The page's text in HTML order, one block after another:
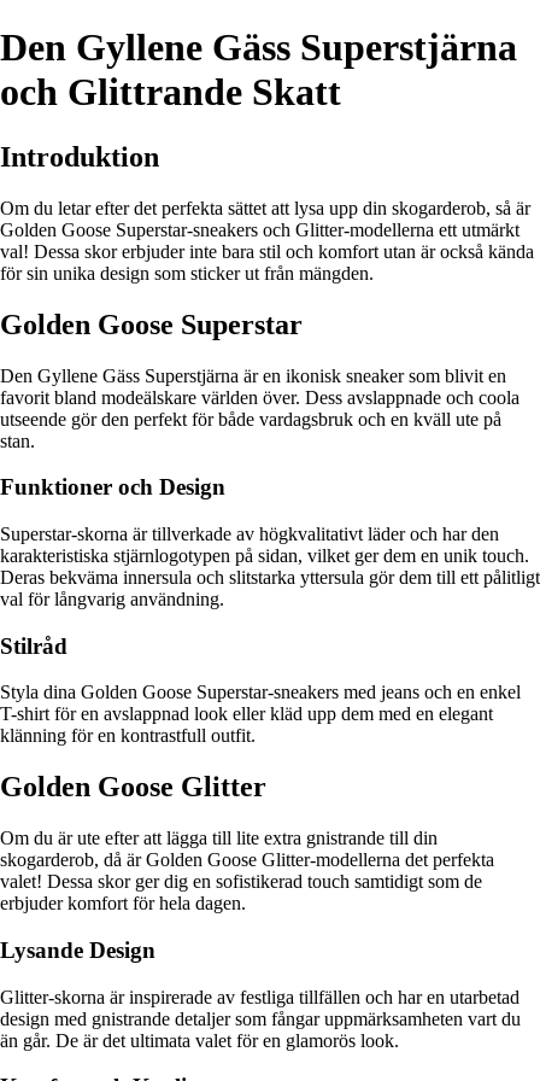
Den Gyllene Gäss Superstjärna
och Glittrande Skatt
Introduktion
Om du letar efter det perfekta sättet att lysa upp din skogarderob, så är
Golden Goose Superstar-sneakers och Glitter-modellerna ett utmärkt
val! Dessa skor erbjuder inte bara stil och komfort utan är också kända
för sin unika design som sticker ut från mängden.
Golden Goose Superstar
Den Gyllene Gäss Superstjärna är en ikonisk sneaker som blivit en
favorit bland modeälskare världen över. Dess avslappnade och coola
utseende gör den perfekt för både vardagsbruk och en kväll ute på
stan.
Funktioner och Design
Superstar-skorna är tillverkade av högkvalitativt läder och har den
karakteristiska stjärnlogotypen på sidan, vilket ger dem en unik touch.
Deras bekväma innersula och slitstarka yttersula gör dem till ett pålitligt
val för långvarig användning.
Stilråd
Styla dina Golden Goose Superstar-sneakers med jeans och en enkel
T-shirt för en avslappnad look eller kläd upp dem med en elegant
klänning för en kontrastfull outfit.
Golden Goose Glitter
Om du är ute efter att lägga till lite extra gnistrande till din
skogarderob, då är Golden Goose Glitter-modellerna det perfekta
valet! Dessa skor ger dig en sofistikerad touch samtidigt som de
erbjuder komfort för hela dagen.
Lysande Design
Glitter-skorna är inspirerade av festliga tillfällen och har en utarbetad
design med gnistrande detaljer som fångar uppmärksamheten vart du
än går. De är det ultimata valet för en glamorös look.